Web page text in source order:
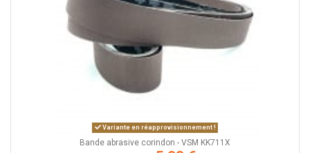
Variante en réapprovisionnement !
Bande abrasive corindon - VSM KK711X